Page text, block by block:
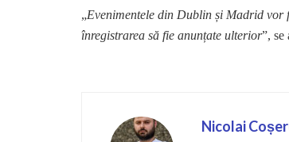
„Evenimentele din Dublin și Madrid vor
înregistrarea să fie anunțate ulterior”, se
Nicolai